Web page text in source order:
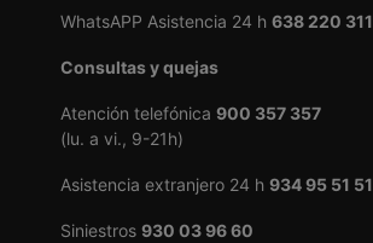
WhatsAPP Asistencia 24 h 638 220 311
Consultas y quejas
Atención telefónica 900 357 357
(lu. a vi., 9-21h)
Asistencia extranjero 24 h 934 95 51 51
Siniestros 930 03 96 60